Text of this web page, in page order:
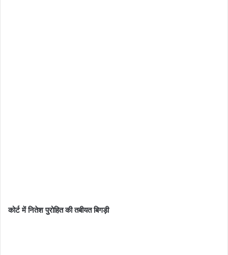
कोर्ट में नितेश पुरोहित की तबीयत बिगड़ी